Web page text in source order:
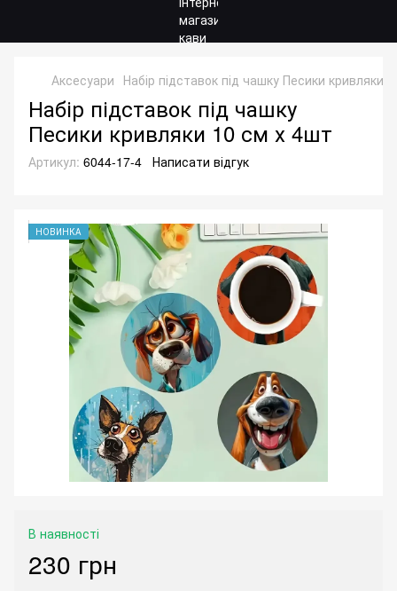
Аксесуари Набір підставок під чашку Песики кривляки
Набір підставок під чашку
Песики кривляки 10 см х 4шт
Артикул: 6044-17-4 Написати відгук
НОВИНКА
В наявності
230 грн